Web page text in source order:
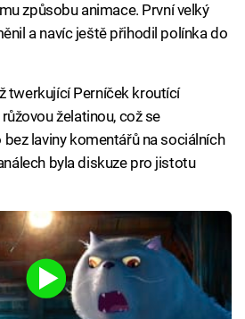
způsobu animace. První velký
a navíc ještě přihodil polínka do
twerkující Perníček kroutící
želatinou, což se
laviny komentářů na sociálních
byla diskuze pro jistotu